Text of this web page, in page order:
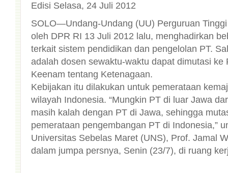
Edisi Selasa, 24 Juli 2012
SOLO—Undang-Undang (UU) Perguruan
oleh DPR RI 13 Juli 2012 lalu, menghadirkan
terkait sistem pendidikan dan pengelolan
adalah dosen sewaktu-waktu dapat dimutasi
Keenam tentang Ketenagaan.
Kebijakan itu dilakukan untuk pemerataan
wilayah Indonesia. “Mungkin PT di luar
masih kalah dengan PT di Jawa, sehingga
pemerataan pengembangan PT di Indonesia,”
Universitas Sebelas Maret (UNS), Prof. Jamal
dalam jumpa persnya, Senin (23/7), di ruang